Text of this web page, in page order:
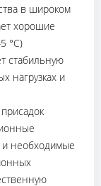
в широком
хорошие
°C)
стабильную
нагрузках и
и необходимые